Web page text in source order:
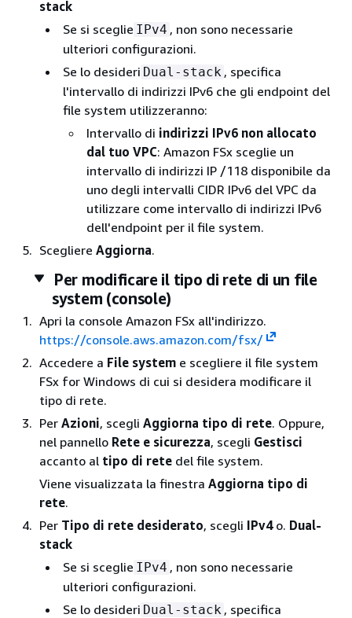
stack
Se si sceglie IPv4 , non sono necessarie
ulteriori configurazioni.
Se lo desideri Dual-stack , specifica
l'intervallo di indirizzi IPv6 che gli endpoint del
file system utilizzeranno:
Intervallo di indirizzi IPv6 non allocato
dal tuo VPC: Amazon FSx sceglie un
intervallo di indirizzi IP /118 disponibile da
uno degli intervalli CIDR IPv6 del VPC da
utilizzare come intervallo di indirizzi IPv6
dell'endpoint per il file system.
Scegliere Aggiorna.
Per modificare il tipo di rete di un file
system (console)
Apri la console Amazon FSx all'indirizzo.
https://console.aws.amazon.com/fsx/
Accedere a File system e scegliere il file system
FSx for Windows di cui si desidera modificare il
tipo di rete.
Per Azioni, scegli Aggiorna tipo di rete. Oppure,
nel pannello Rete e sicurezza, scegli Gestisci
accanto al tipo di rete del file system.
Viene visualizzata la finestra Aggiorna tipo di
rete.
Per Tipo di rete desiderato, scegli IPv4o. Dual-
stack
Se si sceglie IPv4 , non sono necessarie
ulteriori configurazioni.
Se lo desideri Dual-stack , specifica